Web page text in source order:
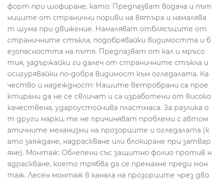
форт при шофиране, като: Предпазват водача и път
ниците от странични пориви на вятъра и намалява
т шума при движение. Намаляват отблясъците от
страничните стъкла, подобрявайки видимостта и б
езопасността на пътя. Предпазват от кал и мръсо
тия, задържайки ги далеч от страничните стъкла и
осигурявайки по-добра видимост към огледалата. Ка
чество и надеждност: Нашите ветробрани са прое
ктирани да не се свличат и са изработени от високо
качествена, удароустойчива пластмаса. За разлика о
т други марки, те не причиняват проблеми с автом
атичните механизми на прозорците и огледалата (к
ато заяждане, надраскване или блокиране при затвар
яне). Монтаж: Облепени със защитно фолио против н
адраскване, което трябва да се премахне преди мон
таж. Лесен монтаж в канала на прозорците чрез дво